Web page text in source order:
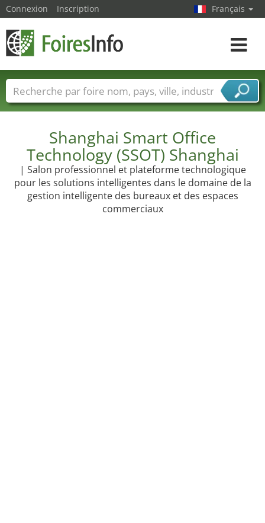
Shanghai Smart Office
Technology (SSOT) Shanghai
| Salon professionnel et plateforme technologique
pour les solutions intelligentes dans le domaine de la
gestion intelligente des bureaux et des espaces
commerciaux
Connexion Inscription Français
Toggle
Foire noms Pays Villes
Secteurs de foire